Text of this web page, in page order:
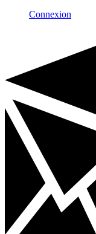
Connexion